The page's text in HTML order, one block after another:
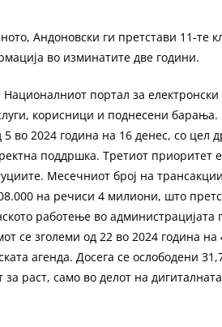
Андоновски ги претстави 11-
во изминатите две години.
портал за електронски
корисници и поднесени
5 во 2024 година на 16 денес, со цел
поддршка. Третиот приоритет
Месечниот број на
на речиси 4 милиони, што
работење во
се зголеми од 22 во 2024 година
агенда. Досега се ослободени
за раст, само во делот на